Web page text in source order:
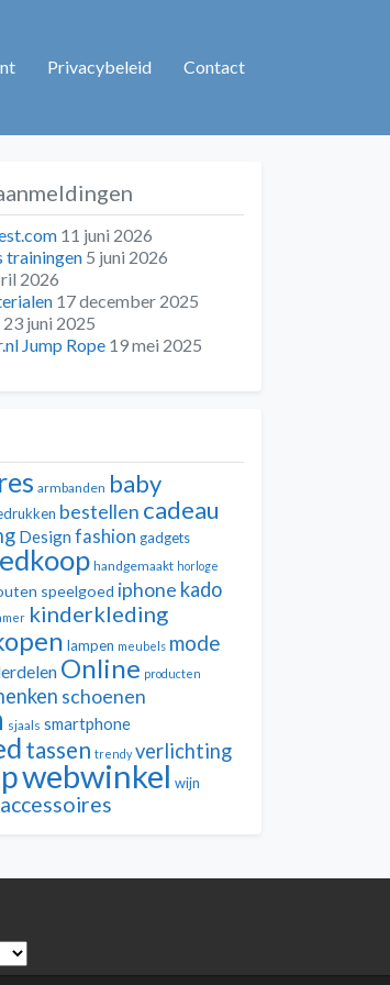
Privacybeleid Contact
11 juni 2026
trainingen 5 juni 2026
2026
17 december 2025
23 juni 2025
Jump Rope 19 mei 2025
armbanden baby
bestellen cadeau
Design fashion gadgets
handgemaakt horloge
speelgoed iphone kado
kinderkleding
lampen meubels mode
Online producten
schoenen
sjaals smartphone
tassen trendy verlichting
webwinkel wijn